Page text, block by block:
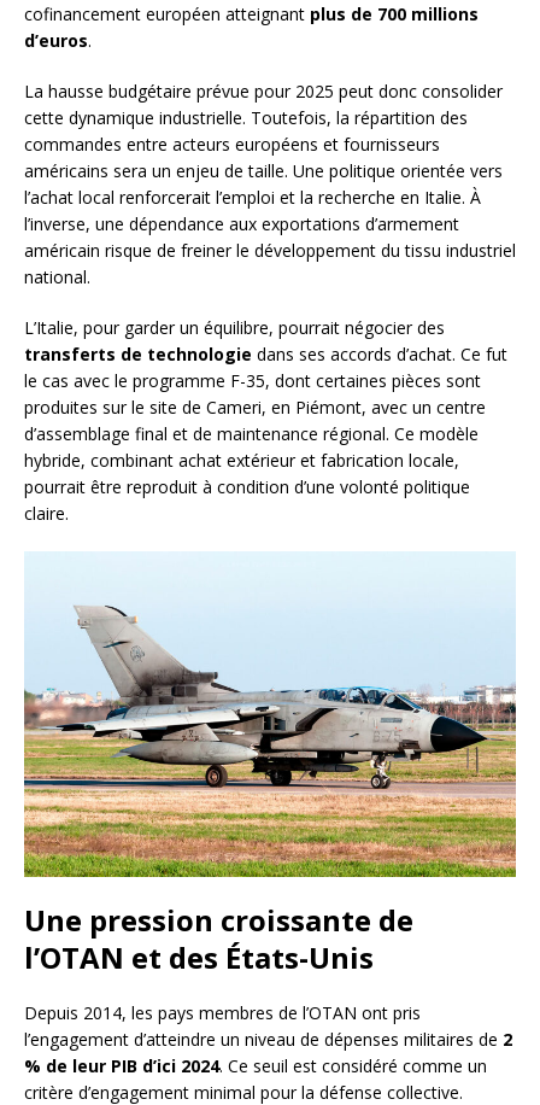
cofinancement européen atteignant plus de 700 millions
d’euros.
La hausse budgétaire prévue pour 2025 peut donc consolider
cette dynamique industrielle. Toutefois, la répartition des
commandes entre acteurs européens et fournisseurs
américains sera un enjeu de taille. Une politique orientée vers
l’achat local renforcerait l’emploi et la recherche en Italie. À
l’inverse, une dépendance aux exportations d’armement
américain risque de freiner le développement du tissu industriel
national.
L’Italie, pour garder un équilibre, pourrait négocier des
transferts de technologie dans ses accords d’achat. Ce fut
le cas avec le programme F-35, dont certaines pièces sont
produites sur le site de Cameri, en Piémont, avec un centre
d’assemblage final et de maintenance régional. Ce modèle
hybride, combinant achat extérieur et fabrication locale,
pourrait être reproduit à condition d’une volonté politique
claire.
Une pression croissante de
l’OTAN et des États-Unis
Depuis 2014, les pays membres de l’OTAN ont pris
l’engagement d’atteindre un niveau de dépenses militaires de 2
% de leur PIB d’ici 2024. Ce seuil est considéré comme un
critère d’engagement minimal pour la défense collective.